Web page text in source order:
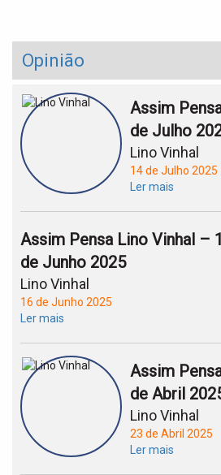
Opinião
Assim
de Julho
Lino Vinhal
14 de Julho 2025
Ler mais
Assim Pensa Lino Vinhal –
de Junho 2025
Lino Vinhal
16 de Junho 2025
Ler mais
Assim
de Abril
Lino Vinhal
23 de Abril 2025
Ler mais